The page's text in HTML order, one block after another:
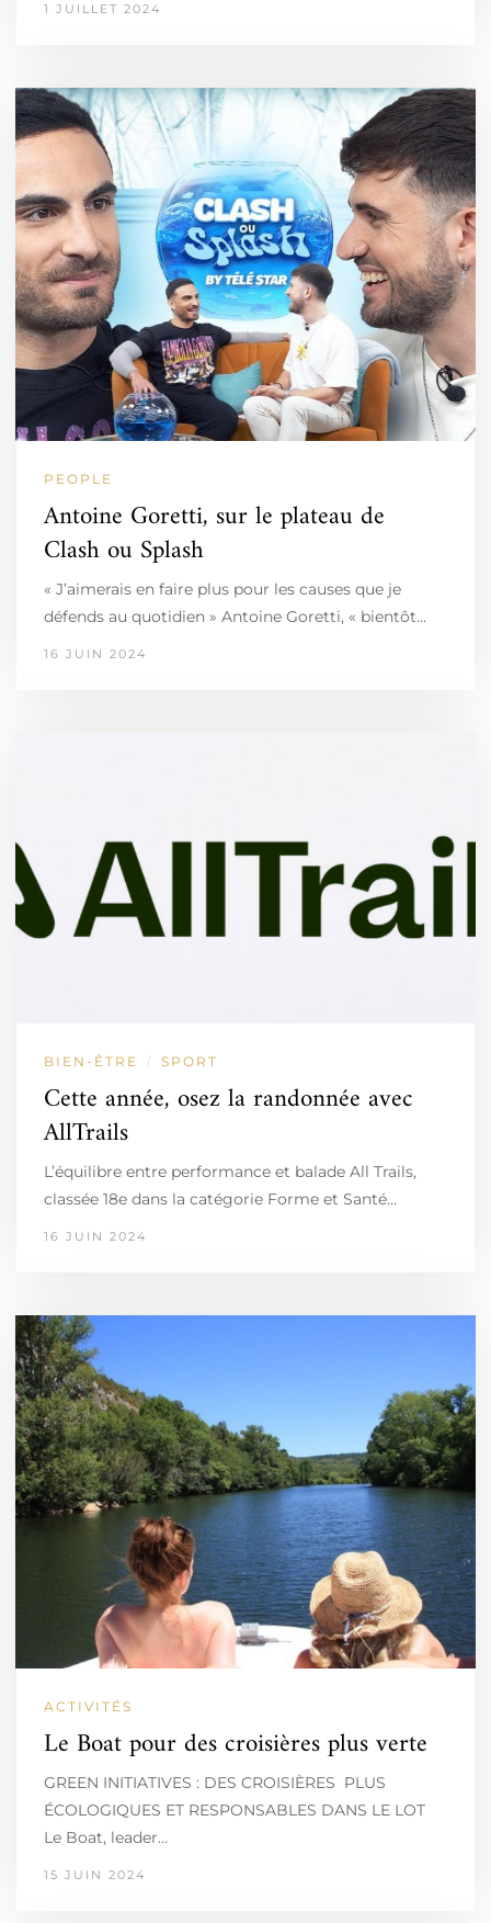
1 JUILLET 2024
PEOPLE
Antoine Goretti, sur le plateau de
Clash ou Splash
« J’aimerais en faire plus pour les causes que je
défends au quotidien » Antoine Goretti, « bientôt…
16 JUIN 2024
BIEN-ÊTRE / SPORT
Cette année, osez la randonnée avec
AllTrails
L’équilibre entre performance et balade All Trails,
classée 18e dans la catégorie Forme et Santé…
16 JUIN 2024
ACTIVITÉS
Le Boat pour des croisières plus verte
GREEN INITIATIVES : DES CROISIÈRES PLUS
ÉCOLOGIQUES ET RESPONSABLES DANS LE LOT
Le Boat, leader…
15 JUIN 2024